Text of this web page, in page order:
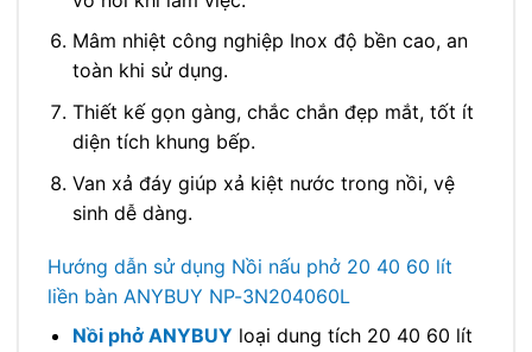
Mâm nhiệt công nghiệp Inox độ bền cao, an
toàn khi sử dụng.
Thiết kế gọn gàng, chắc chắn đẹp mắt, tốt ít
diện tích khung bếp.
Van xả đáy giúp xả kiệt nước trong nồi, vệ
sinh dễ dàng.
Hướng dẫn sử dụng Nồi nấu phở 20 40 60 lít
liền bàn ANYBUY NP-3N204060L
Nồi phở ANYBUY loại dung tích 20 40 60 lít